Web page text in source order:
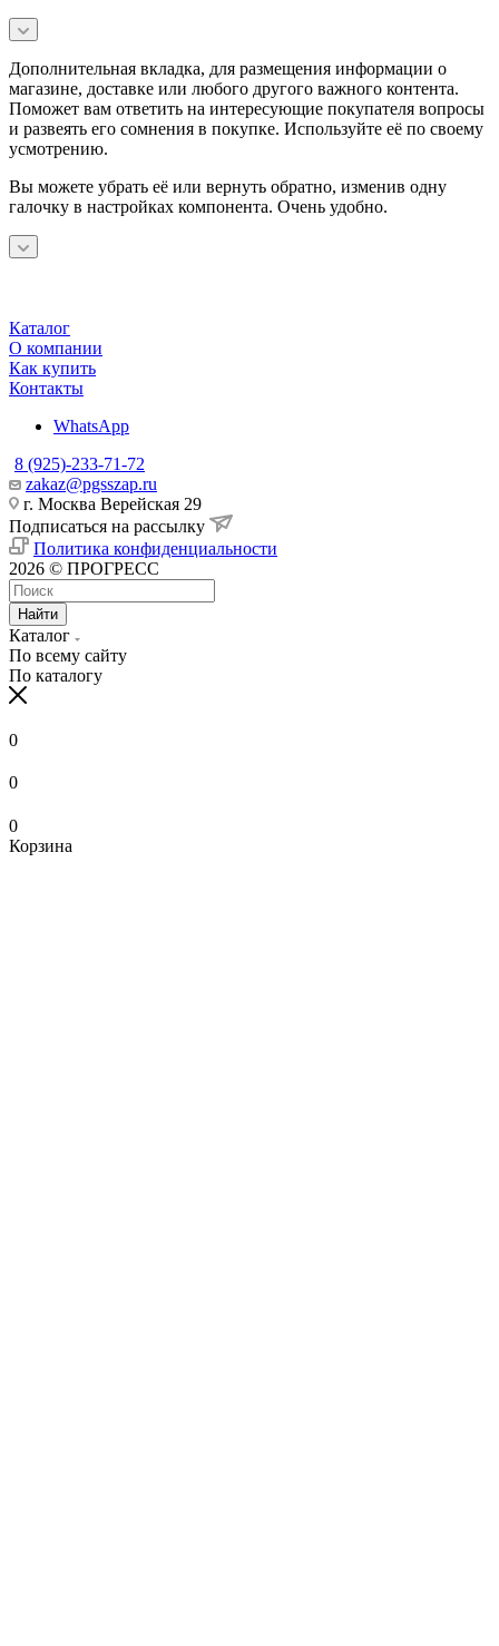
Дополнительная вкладка, для размещения информации о
магазине, доставке или любого другого важного контента.
Поможет вам ответить на интересующие покупателя вопросы
и развеять его сомнения в покупке. Используйте её по своему
усмотрению.
Вы можете убрать её или вернуть обратно, изменив одну
галочку в настройках компонента. Очень удобно.
Каталог
О компании
Как купить
Контакты
WhatsApp
8 (925)-233-71-72
zakaz@pgsszap.ru
г. Москва Верейская 29
Подписаться на рассылку
Политика конфиденциальности
2026 © ПРОГРЕСС
Найти
Каталог
По всему сайту
По каталогу
0
0
0
Корзина